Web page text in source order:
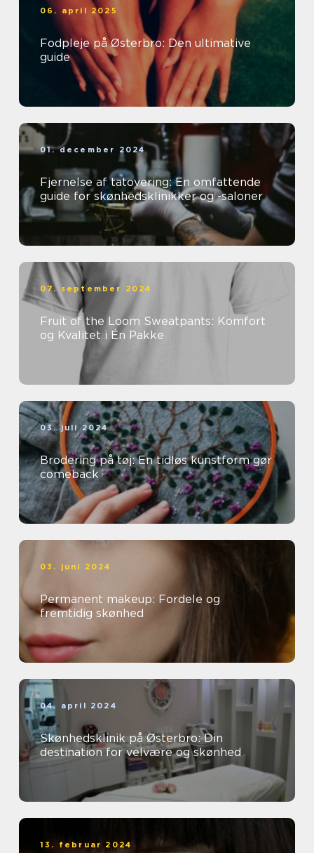
06. april 2025
Fodpleje på Østerbro: Den ultimative
guide
01. december 2024
Fjernelse af tatovering: En omfattende
guide for skønhedsklinikker og -saloner
07. september 2024
Fruit of the Loom Sweatpants: Komfort
og Kvalitet i Én Pakke
03. juli 2024
Brodering på tøj: En tidløs kunstform gør
comeback
03. juni 2024
Permanent makeup: Fordele og
fremtidig skønhed
04. april 2024
Skønhedsklinik på Østerbro: Din
destination for velvære og skønhed
13. februar 2024